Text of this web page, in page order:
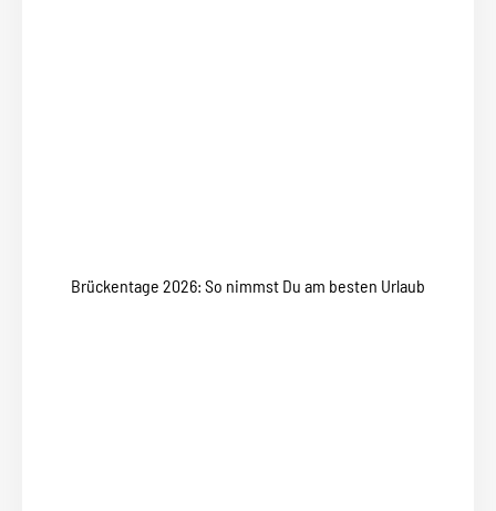
Brückentage 2026: So nimmst Du am besten Urlaub